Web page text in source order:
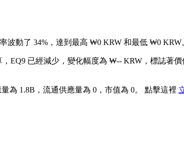
波動了 34%，達到最高 ₩0 KRW 和最低 ₩0 KRW
EQ9 已經減少，變化幅度為 ₩-- KRW，標誌著價
為 1.8B，流通供應量為 0，市值為 0。 點擊這裡